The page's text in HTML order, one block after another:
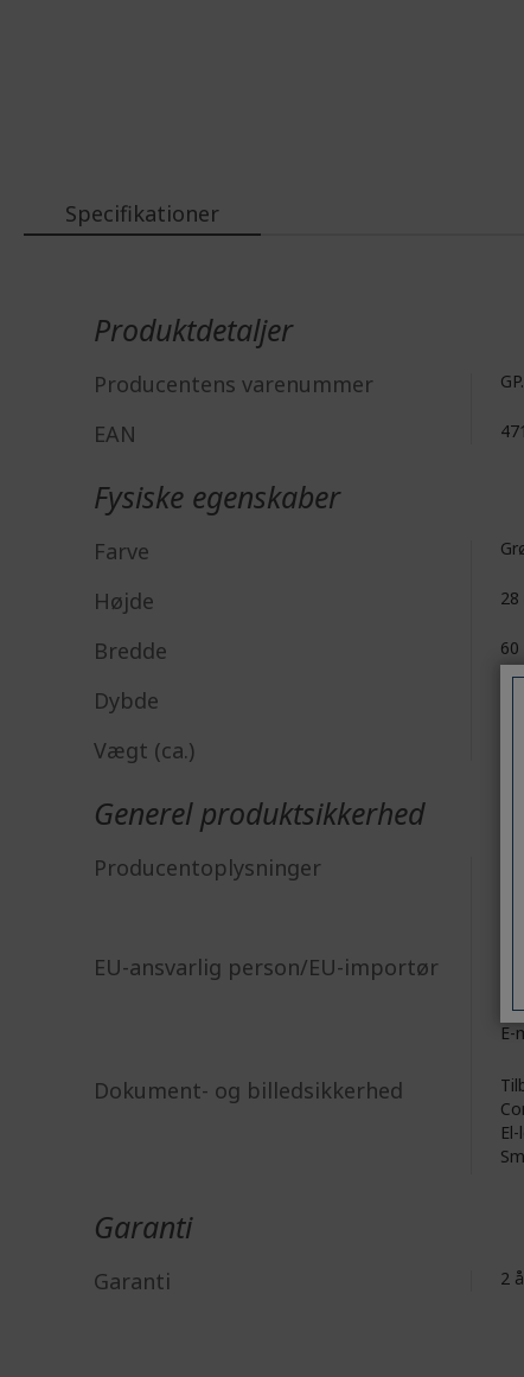
Specifikationer
Produktdetaljer
Producentens varenummer
EAN
Fysiske egenskaber
Farve
Højde
Bredde
Dybde
Vægt (ca.)
Generel produktsikkerhed
Producentoplysninger
EU-ansvarlig person/EU-importør
E-
Dokument- og billedsikkerhed
Garanti
Garanti 2